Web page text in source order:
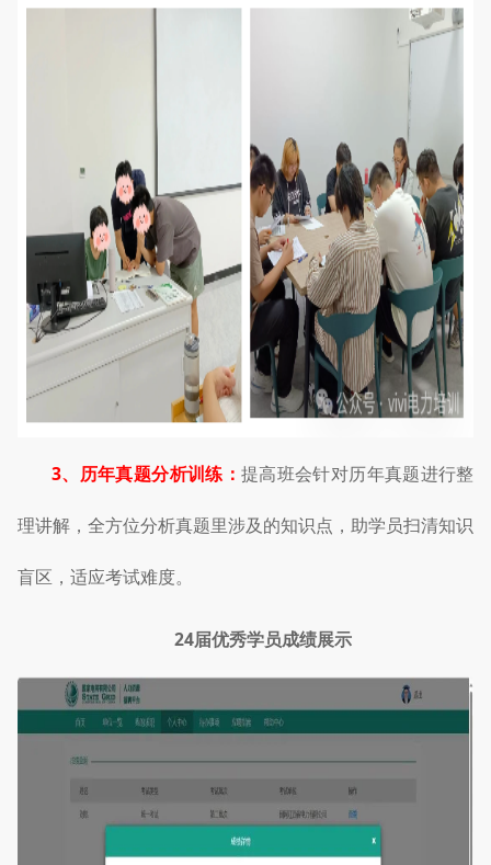
3、历年真题分析训练： 提高班会针对历年真题进行整
理讲解，全方位分析真题里涉及的知识点，助学员扫清知识
盲区，适应考试难度。
24届优秀学员成绩展示